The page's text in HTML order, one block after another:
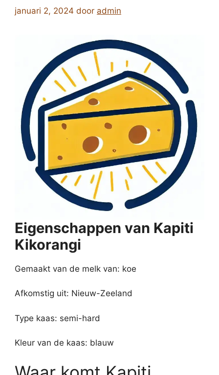
januari 2, 2024 door admin
Eigenschappen van Kapiti
Kikorangi
Gemaakt van de melk van: koe
Afkomstig uit: Nieuw-Zeeland
Type kaas: semi-hard
Kleur van de kaas: blauw